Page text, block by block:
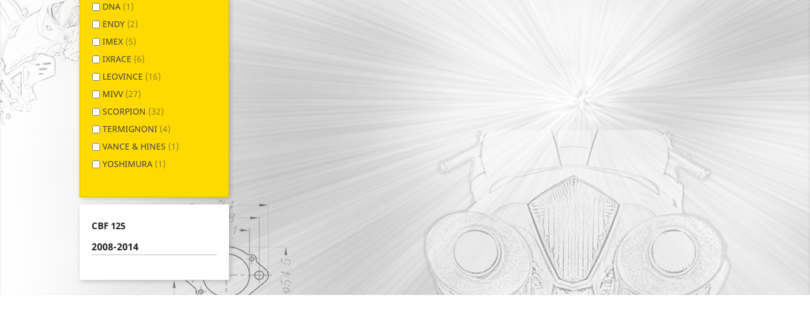
DNA (1)
ENDY (2)
IMEX (5)
IXRACE (6)
LEOVINCE (16)
MIVV (27)
SCORPION (32)
TERMIGNONI (4)
VANCE & HINES (1)
YOSHIMURA (1)
CBF 125
2008-2014